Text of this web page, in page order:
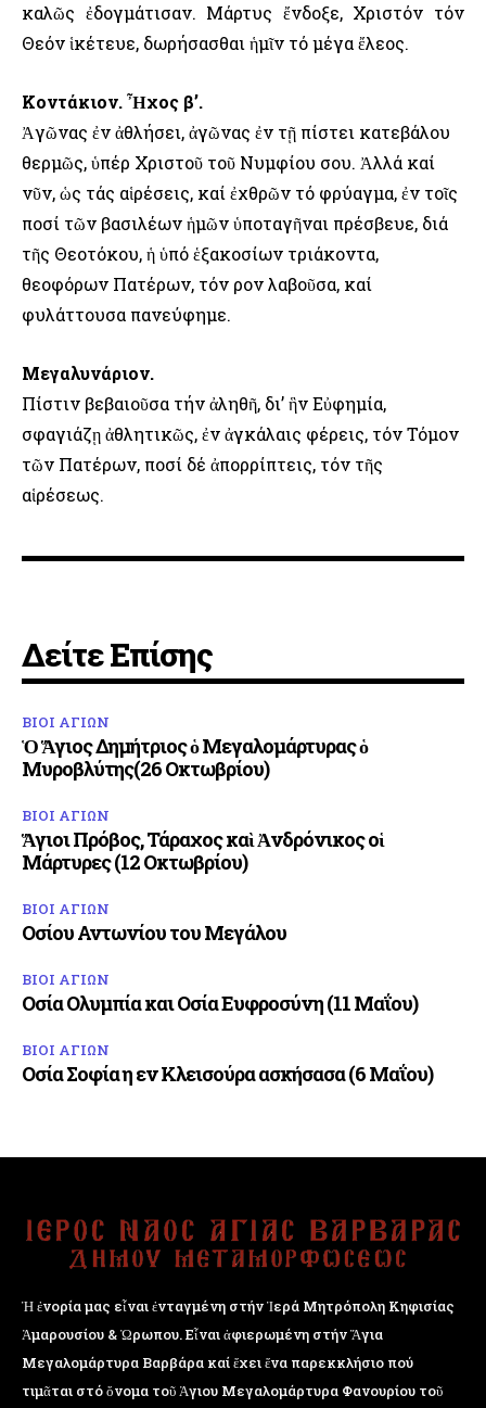
καλῶς ἐδογμάτισαν. Μάρτυς ἔνδοξε, Χριστόν τόν
Θεόν ἱκέτευε, δωρήσασθαι ἡμῖν τό μέγα ἔλεος.
Κοντάκιον. Ἦχος β’.
Ἀγῶνας ἐν ἀθλήσει, ἀγῶνας ἐν τῇ πίστει κατεβάλου
θερμῶς, ὑπέρ Χριστοῦ τοῦ Νυμφίου σου. Ἀλλά καί
νῦν, ὡς τάς αἱρέσεις, καί ἐχθρῶν τό φρύαγμα, ἐν τοῖς
ποσί τῶν βασιλέων ἡμῶν ὑποταγῆναι πρέσβευε, διά
τῆς Θεοτόκου, ἡ ὑπό ἑξακοσίων τριάκοντα,
θεοφόρων Πατέρων, τόν Ὅρον λαβοῦσα, καί
φυλάττουσα πανεύφημε.
Μεγαλυνάριον.
Πίστιν βεβαιοῦσα τήν ἀληθῆ, δι’ ἣν Εὐφημία,
σφαγιάζῃ ἀθλητικῶς, ἐν ἀγκάλαις φέρεις, τόν Τόμον
τῶν Πατέρων, ποσί δέ ἀπορρίπτεις, τόν τῆς
αἱρέσεως.
Δείτε Επίσης
ΒΙΟΙ ΑΓΙΩΝ
Ὁ Ἅγιος Δημήτριος ὁ Μεγαλομάρτυρας ὁ
Μυροβλύτης(26 Οκτωβρίου)
ΒΙΟΙ ΑΓΙΩΝ
Ἅγιοι Πρόβος, Τάραχος καὶ Ἀνδρόνικος οἱ
Μάρτυρες (12 Οκτωβρίου)
ΒΙΟΙ ΑΓΙΩΝ
Οσίου Αντωνίου του Μεγάλου
ΒΙΟΙ ΑΓΙΩΝ
Οσία Ολυμπία και Οσία Ευφροσύνη (11 Μαΐου)
ΒΙΟΙ ΑΓΙΩΝ
Οσία Σοφία η εν Κλεισούρα ασκήσασα (6 Μαΐου)
Ἡ ἐνορία μας εἶναι ἐνταγμένη στήν Ἱερά Μητρόπολη Κηφισίας
Ἁμαρουσίου & Ὠρωπου. Εἶναι ἀφιερωμένη στήν Ἅγια
Μεγαλομάρτυρα Βαρβάρα καί ἔχει ἕνα παρεκκλήσιο πού
τιμᾶται στό ὄνομα τοῦ Ἁγιου Μεγαλομάρτυρα Φανουρίου τοῦ